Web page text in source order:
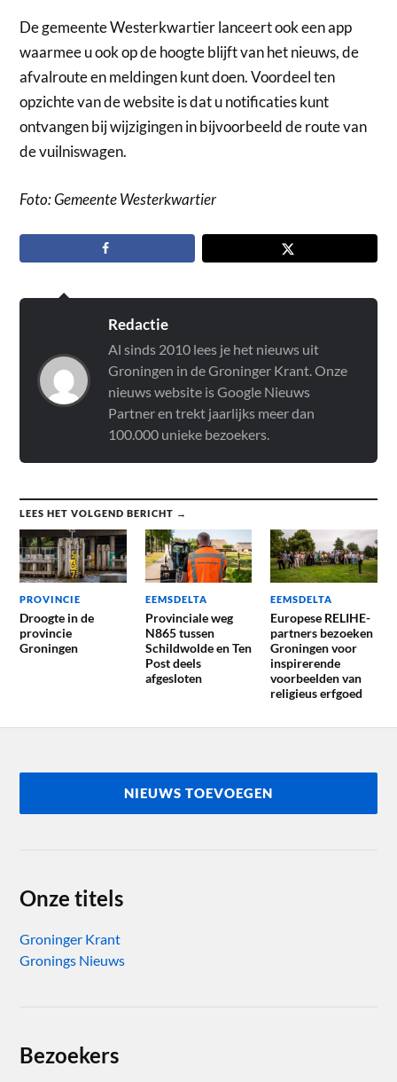
De gemeente Westerkwartier lanceert ook een app
waarmee u ook op de hoogte blijft van het nieuws, de
afvalroute en meldingen kunt doen. Voordeel ten
opzichte van de website is dat u notificaties kunt
ontvangen bij wijzigingen in bijvoorbeeld de route van
de vuilniswagen.
Foto: Gemeente Westerkwartier
Redactie
Al sinds 2010 lees je het nieuws uit
Groningen in de Groninger Krant. Onze
nieuws website is Google Nieuws
Partner en trekt jaarlijks meer dan
100.000 unieke bezoekers.
LEES HET VOLGEND BERICHT →
PROVINCIE
Droogte in de
provincie
Groningen
EEMSDELTA
Provinciale weg
N865 tussen
Schildwolde en Ten
Post deels
afgesloten
EEMSDELTA
Europese RELIHE-
partners bezoeken
Groningen voor
inspirerende
voorbeelden van
religieus erfgoed
NIEUWS TOEVOEGEN
Onze titels
Groninger Krant
Gronings Nieuws
Bezoekers